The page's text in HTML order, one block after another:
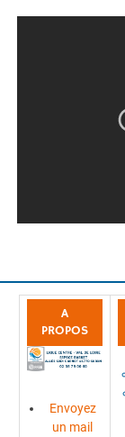
A
PROPOS
Envoyez
un mail